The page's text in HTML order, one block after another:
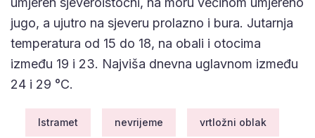
jugo, a ujutro na sjeveru prolazno i bura. Jutarnja
temperatura od 15 do 18, na obali i otocima
između 19 i 23. Najviša dnevna uglavnom između
24 i 29 °C.
Istramet nevrijeme vrtložni oblak